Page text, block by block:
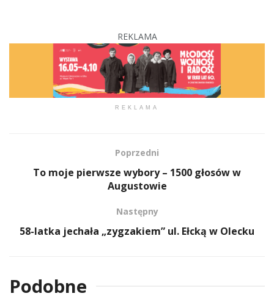
REKLAMA
REKLAMA
Poprzedni
To moje pierwsze wybory – 1500 głosów w
Augustowie
Następny
58-latka jechała „zygzakiem” ul. Ełcką w Olecku
Podobne